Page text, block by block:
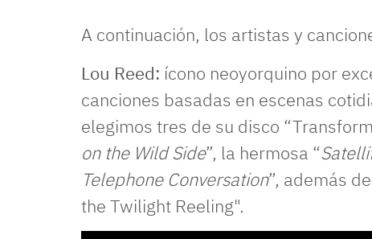
A continuación, los artistas y
Lou Reed: ícono neoyorquino por
canciones basadas en escenas
elegimos tres de su disco
on the Wild Side”, la hermosa “
Telephone Conversation”, además
the Twilight Reeling".